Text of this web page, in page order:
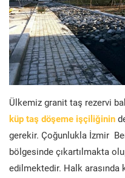
Ülkemiz granit taş rezervi
küp taş döşeme işçiliğinin
gerekir. Çoğunlukla İzmir
bölgesinde çıkartılmakta
edilmektedir. Halk arasında